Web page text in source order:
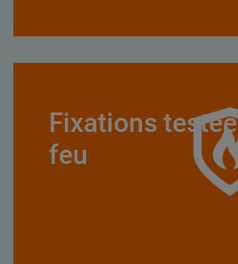
Fixations
feu